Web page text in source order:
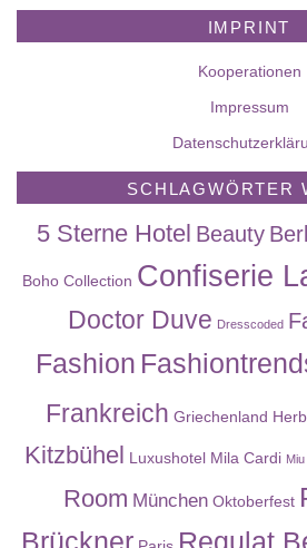
IMPRINT
Kooperationen
Impressum
SCHLAGWÖRTER
5 Sterne Hotel Beauty
Boho Collection Confiserie
Doctor Duve Dresscoded
Fashion
Frankreich Griechenland
Kitzbühel Luxushotel Mila Cardi
Room München Oktoberfest
Brückner
Regulat